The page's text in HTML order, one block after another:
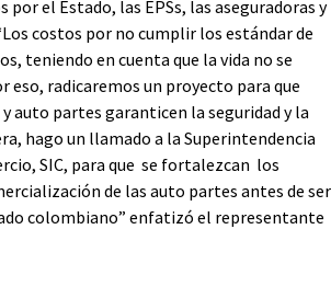
por el Estado, las EPSs, las aseguradoras y
costos por no cumplir los estándar de
teniendo en cuenta que la vida no se
eso, radicaremos un proyecto para que
auto partes garanticen la seguridad y la
hago un llamado a la Superintendencia
SIC, para que se fortalezcan los
de las auto partes antes de ser
colombiano” enfatizó el representante